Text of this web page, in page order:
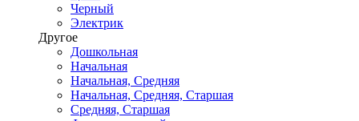
Черный
Электрик
Другое
Дошкольная
Начальная
Начальная, Средняя
Начальная, Средняя, Старшая
Средняя, Старшая